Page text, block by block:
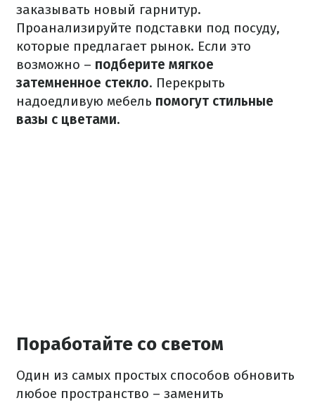
заказывать новый гарнитур.
Проанализируйте подставки под посуду,
которые предлагает рынок. Если это
возможно – подберите мягкое
затемненное стекло. Перекрыть
надоедливую мебель помогут стильные
вазы с цветами.
Поработайте со светом
Один из самых простых способов обновить
любое пространство – заменить